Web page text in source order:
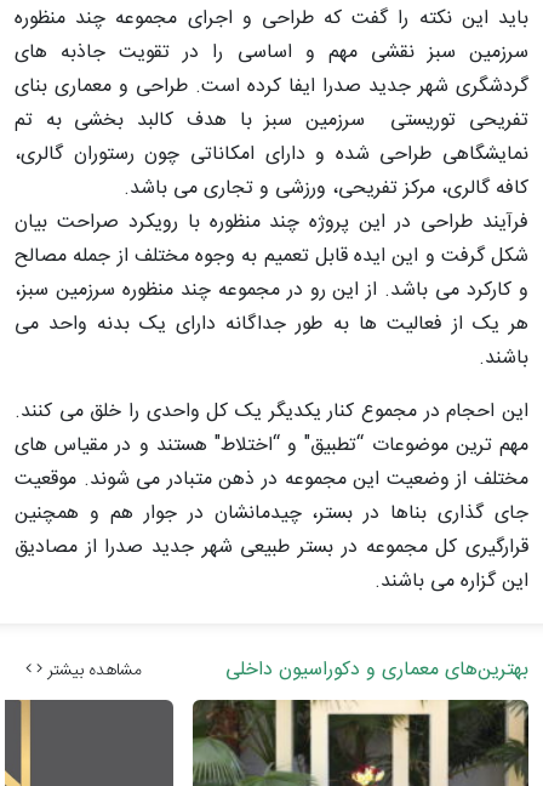
باید این نکته را گفت که طراحی و اجرای مجموعه چند منظوره
سرزمین سبز نقشی مهم و اساسی را در تقویت جاذبه های
گردشگری شهر جدید صدرا ایفا کرده است. طراحی و معماری بنای
تفریحی توریستی سرزمین سبز با هدف کالبد بخشی به تم
نمایشگاهی طراحی شده و دارای امکاناتی چون رستوران گالری،
کافه گالری، مرکز تفریحی، ورزشی و تجاری می باشد.
فرآیند طراحی در این پروژه چند منظوره با رویکرد صراحت بیان
شکل گرفت و این ایده قابل تعمیم به وجوه مختلف از جمله مصالح
و کارکرد می باشد. از این رو در مجموعه چند منظوره سرزمین سبز،
هر یک از فعالیت ها به طور جداگانه دارای یک بدنه واحد می
باشند.
این احجام در مجموع کنار یکدیگر یک کل واحدی را خلق می کنند.
مهم ترین موضوعات “تطبیق" و “اختلاط" هستند و در مقیاس های
مختلف از وضعیت این مجموعه در ذهن متبادر می شوند. موقعیت
جای گذاری بناها در بستر، چیدمانشان در جوار هم و همچنین
قرارگیری کل مجموعه در بستر طبیعی شهر جدید صدرا از مصادیق
این گزاره می باشند.
بهترین‌های معماری و دکوراسیون داخلی مشاهده بیشتر